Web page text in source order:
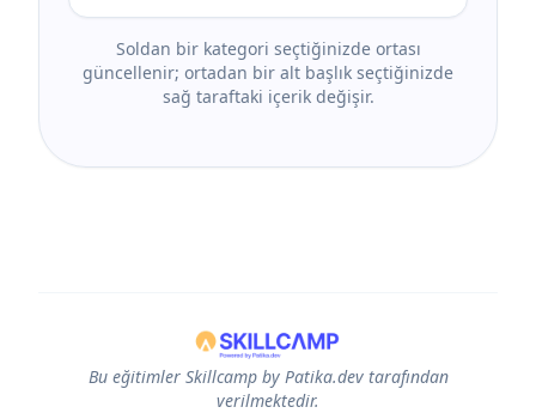
Soldan bir kategori seçtiğinizde ortası
güncellenir; ortadan bir alt başlık seçtiğinizde
sağ taraftaki içerik değişir.
Bu eğitimler Skillcamp by Patika.dev tarafından
verilmektedir.